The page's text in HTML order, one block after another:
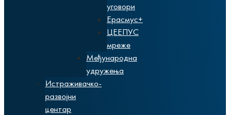
уговори
Ерасмус+
ЦЕЕПУС
мреже
Међународна
удружења
Истраживачко-
развојни
центар